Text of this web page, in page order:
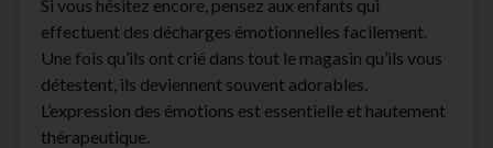
Si vous hésitez encore, pensez aux enfants qui
effectuent des décharges émotionnelles facilement.
Une fois qu’ils ont crié dans tout le magasin qu’ils vous
détestent, ils deviennent souvent adorables.
L’expression des émotions est essentielle et hautement
thérapeutique.